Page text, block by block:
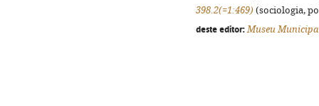
398.2(=1:469) (sociologia,
deste editor: Museu